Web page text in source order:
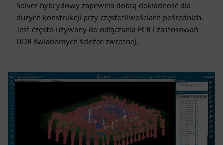
Solver hybrydowy zapewnia dobrą dokładność dla
dużych konstrukcji przy częstotliwościach pośrednich.
Jest często używany do odłączania PCB i zastosowań
DDR świadomych ścieżce zwrotnej.